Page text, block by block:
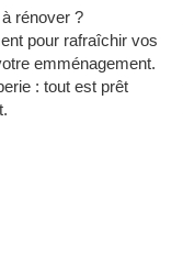
rénover ?
pour rafraîchir vos
emménagement.
: tout est prêt